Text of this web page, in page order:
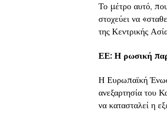
Το μέτρο αυτό,
στοχεύει να
της Κεντρικής
ΕΕ: Η ρωσική
Η Ευρωπαϊκή
ανεξαρτησία του
να κατασταλεί η